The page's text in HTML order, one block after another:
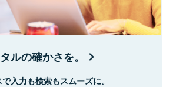
ルの確かさを。
入力も検索もスムーズに。